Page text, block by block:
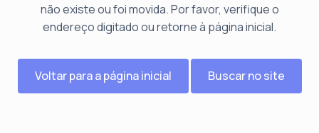
não existe ou foi movida. Por favor, verifique o
endereço digitado ou retorne à página inicial.
Voltar para a página inicial Buscar no site